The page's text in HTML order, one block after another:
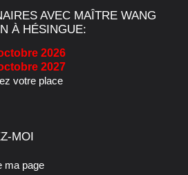
AVEC MAÎTRE WANG
À HÉSINGUE:
2026
2027
votre place
MOI
ma page